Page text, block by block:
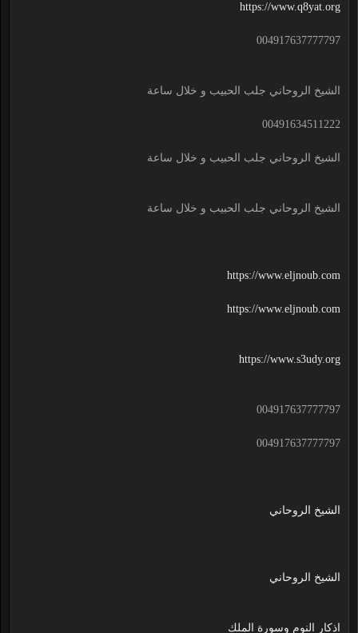
https://www.q8yat.org
004917637777797
الشيخ الروحاني جلب الحبيب و خلال ساعة
00491634511222
الشيخ الروحاني جلب الحبيب و خلال ساعة
الشيخ الروحاني جلب الحبيب و خلال ساعة
https://www.eljnoub.com
https://www.eljnoub.com
https://www.s3udy.org
004917637777797
004917637777797
الشيخ الروحاني
الشيخ الروحاني
اذكار النوم وسورة الملك